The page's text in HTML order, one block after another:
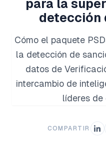
para la
detección
Cómo el paquete
la detección de
datos de
intercambio de
líderes de
COMPARTIR